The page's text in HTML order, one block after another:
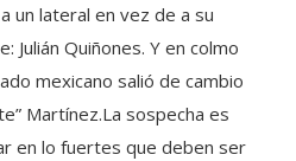
un lateral en vez de a su
Julián Quiñones. Y en colmo
mexicano salió de cambio
Martínez.La sospecha es
en lo fuertes que deben ser